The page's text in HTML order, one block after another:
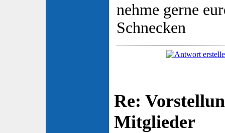
nehme gerne
Schnecken
Re:
Mitglieder